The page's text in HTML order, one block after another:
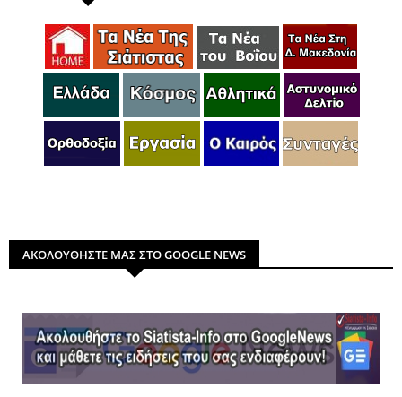
ΑΚΟΛΟΥΘΗΣΤΕ ΜΑΣ ΣΤΟ GOOGLE NEWS